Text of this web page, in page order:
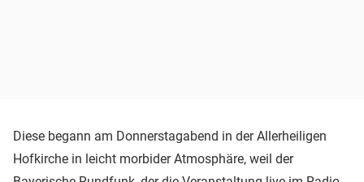
Diese begann am Donnerstagabend in der Allerheiligen
Hofkirche in leicht morbider Atmosphäre, weil der